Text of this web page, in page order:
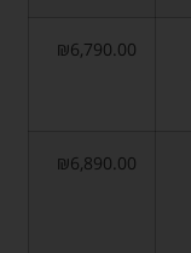
₪6,790.00
₪6,890.00